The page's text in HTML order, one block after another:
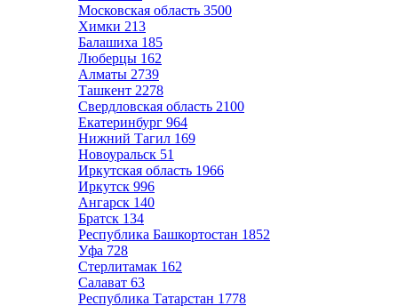
Московская область 3500
Химки 213
Балашиха 185
Люберцы 162
Алматы 2739
Ташкент 2278
Свердловская область 2100
Екатеринбург 964
Нижний Тагил 169
Новоуральск 51
Иркутская область 1966
Иркутск 996
Ангарск 140
Братск 134
Республика Башкортостан 1852
Уфа 728
Стерлитамак 162
Салават 63
Республика Татарстан 1778